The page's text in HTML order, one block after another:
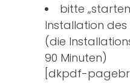
bitte
Installation des
(die
90 Minuten)
[dkpdf-